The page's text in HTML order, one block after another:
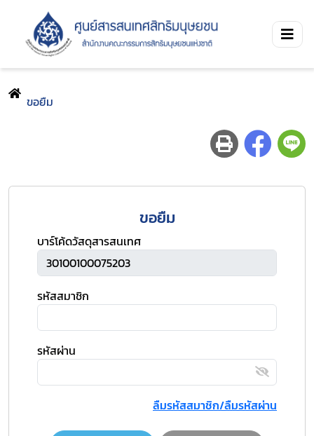
ขอยืม
ขอยืม
บาร์โค้ดวัสดุสารสนเทศ
รหัสสมาชิก
รหัสผ่าน
ลืมรหัสสมาชิก/ลืมรหัสผ่าน